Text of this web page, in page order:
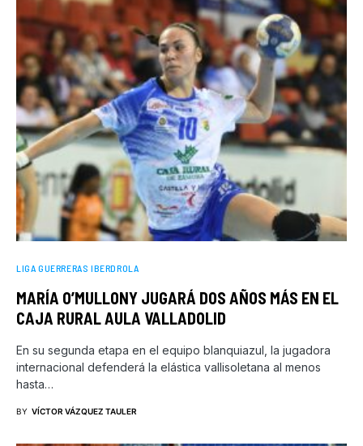
LIGA GUERRERAS IBERDROLA
MARÍA O’MULLONY JUGARÁ DOS AÑOS MÁS EN EL
CAJA RURAL AULA VALLADOLID
En su segunda etapa en el equipo blanquiazul, la jugadora
internacional defenderá la elástica vallisoletana al menos
hasta…
BY VÍCTOR VÁZQUEZ TAULER